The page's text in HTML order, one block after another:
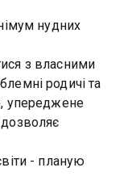
нудних
з власними
родичі та
упереджене
- планую